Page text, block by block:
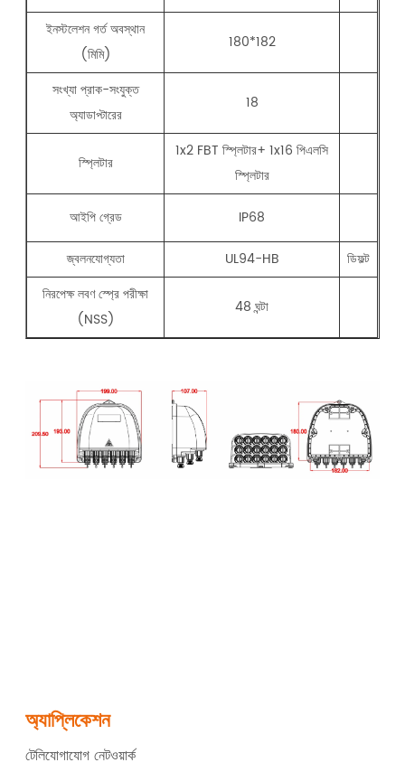
ইনস্টলেশন গর্ত অবস্থান
(মিমি)
180*182
সংখ্যা প্রাক-সংযুক্ত
অ্যাডাপ্টারের
18
স্প্লিটার
1x2 FBT স্প্লিটার+ 1x16 পিএলসি
স্প্লিটার
আইপি গ্রেড
IP68
জ্বলনযোগ্যতা
UL94-HB
ডিফল্ট
নিরপেক্ষ লবণ স্প্রে পরীক্ষা
(NSS)
48 ঘন্টা
অ্যাপ্লিকেশন
টেলিযোগাযোগ নেটওয়ার্ক